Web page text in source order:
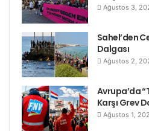
hangi koşullarda
vazgeçilebileceği
Bugün
referandum ise,
konuda (anayasa
bir seferlik bir
beyanında
ibarettir. Bunun
Ağustos 3,
Sahel’den
Dalgası
Ağustos 2,
Avrupa’da
Karşı Grev
Ağustos 1,